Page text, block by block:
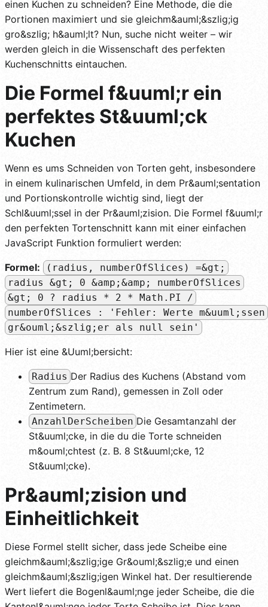
einen Kuchen zu schneiden? Eine Methode, die die
Portionen maximiert und sie gleichm&auml;&szlig;ig
gro&szlig; h&auml;lt? Nun, suche nicht weiter – wir
werden gleich in die Wissenschaft des perfekten
Kuchenschnitts eintauchen.
Die Formel f&uuml;r ein
perfektes St&uuml;ck
Kuchen
Wenn es ums Schneiden von Torten geht, insbesondere
in einem kulinarischen Umfeld, in dem Pr&auml;sentation
und Portionskontrolle wichtig sind, liegt der
Schl&uuml;ssel in der Pr&auml;zision. Die Formel f&uuml;r
den perfekten Tortenschnitt kann mit einer einfachen
JavaScript Funktion formuliert werden:
Formel:
(radius, numberOfSlices) =&gt;
radius &gt; 0 &amp;&amp; numberOfSlices
&gt; 0 ? radius * 2 * Math.PI /
numberOfSlices : 'Fehler: Werte m&uuml;ssen
gr&ouml;&szlig;er als null sein'
Hier ist eine &Uuml;bersicht:
Radius Der Radius des Kuchens (Abstand vom
Zentrum zum Rand), gemessen in Zoll oder
Zentimetern.
AnzahlDerScheiben Die Gesamtanzahl der
St&uuml;cke, in die du die Torte schneiden
m&ouml;chtest (z. B. 8 St&uuml;cke, 12
St&uuml;cke).
Pr&auml;zision und
Einheitlichkeit
Diese Formel stellt sicher, dass jede Scheibe eine
gleichm&auml;&szlig;ige Gr&ouml;&szlig;e und einen
gleichm&auml;&szlig;igen Winkel hat. Der resultierende
Wert liefert die Bogenl&auml;nge jeder Scheibe, die die